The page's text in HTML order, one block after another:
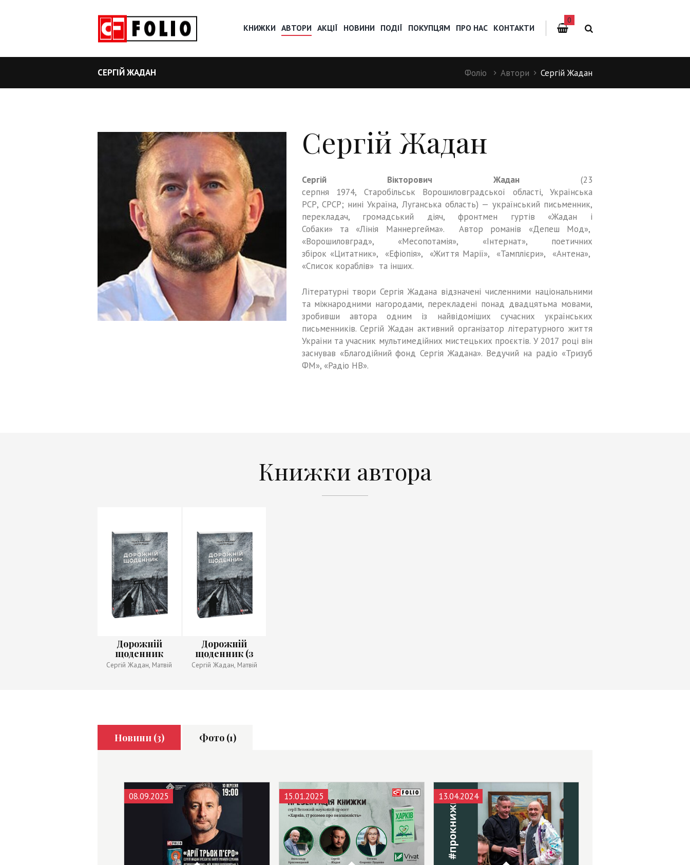
КНИЖКИ АВТОРИ АКЦІЇ НОВИНИ ПОДІЇ ПОКУПЦЯМ ПРО НАС КОНТАКТИ
0
СЕРГІЙ ЖАДАН Фоліо Автори Сергій Жадан
Сергій Жадан
Сергій Вікторович Жадан(23
серпня 1974, Старобільськ Ворошиловградської області, Українська
РСР, СРСР; нині Україна, Луганська область) — український письменник,
перекладач, громадський діяч, фронтмен гуртів «Жадан і
Собаки» та «Лінія Маннергейма». Автор романів «Депеш Мод»,
«Ворошиловград», «Месопотамія», «Інтернат», поетичних
збірок «Цитатник», «Ефіопія», «Життя Марії», «Тамплієри», «Антена»,
«Список кораблів» та інших.
Літературні твори Сергія Жадана відзначені численними національними
та міжнародними нагородами, перекладені понад двадцятьма мовами,
зробивши автора одним із найвідоміших сучасних українських
письменників. Сергій Жадан активний організатор літературного життя
України та учасник мультимедійних мистецьких проєктів. У 2017 році він
заснував «Благодійний фонд Сергія Жадана». Ведучий на радіо «Тризуб
ФМ», «Радіо НВ».
Книжки автора
Дорожній
щоденник
Сергій Жадан, Матвій
Дорожній
щоденник (з
пошкодженням)
Сергій Жадан, Матвій
Новини (3) Фото (1)
08.09.2025 15.01.2025 13.04.2024